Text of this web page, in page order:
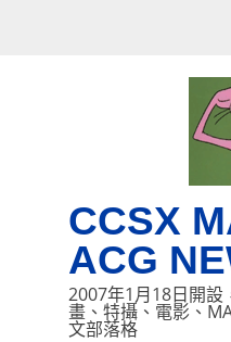
CCSX
ACG
2007年1月18日開設
畫、特攝、電影、
文部落格